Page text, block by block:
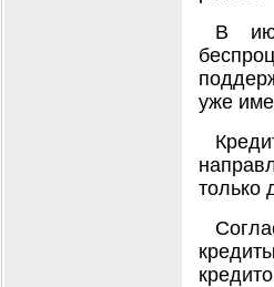
В
уже
только